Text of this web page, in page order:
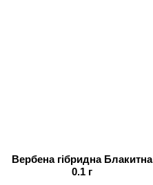
Вербена гібридна Блакитна
0.1 г